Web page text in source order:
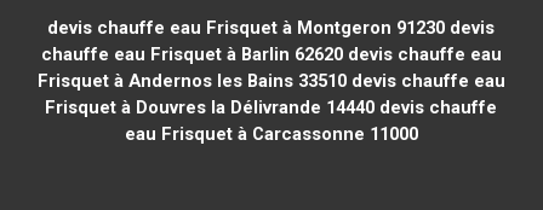
devis chauffe eau Frisquet à Montgeron 91230 devis
chauffe eau Frisquet à Barlin 62620devis chauffe eau
Frisquet à Andernos les Bains 33510devis chauffe eau
Frisquet à Douvres la Délivrande 14440 devis chauffe
eau Frisquet à Carcassonne 11000